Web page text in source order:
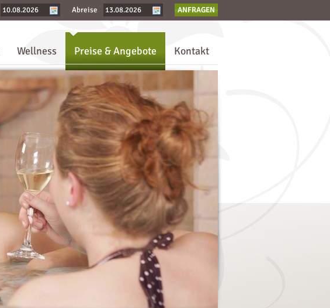
Wellness Preise & Angebote Kontakt
Abreise ANFRAGEN